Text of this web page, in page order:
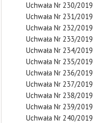
Uchwała Nr 230/2019
Uchwała Nr 231/2019
Uchwała Nr 232/2019
Uchwała Nr 233/2019
Uchwała Nr 234/2019
Uchwała Nr 235/2019
Uchwała Nr 236/2019
Uchwała Nr 237/2019
Uchwała Nr 238/2019
Uchwała Nr 239/2019
Uchwała Nr 240/2019